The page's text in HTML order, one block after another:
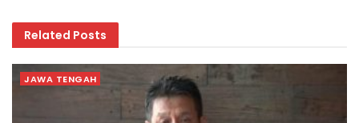
Related Posts
JAWA TENGAH